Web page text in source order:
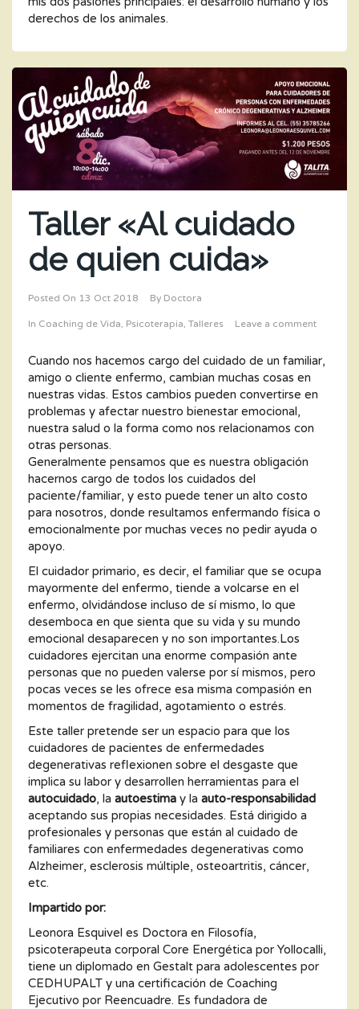
derechos de los animales.
Taller «Al cuidado
de quien cuida»
Posted On 13 Oct 2018 By Doctora
In Coaching de Vida, Psicoterapia, Talleres Leave a comment
Cuando nos hacemos cargo del cuidado de un familiar,
amigo o cliente enfermo, cambian muchas cosas en
nuestras vidas. Estos cambios pueden convertirse en
problemas y afectar nuestro bienestar emocional,
nuestra salud o la forma como nos relacionamos con
otras personas.
Generalmente pensamos que es nuestra obligación
hacernos cargo de todos los cuidados del
paciente/familiar, y esto puede tener un alto costo
para nosotros, donde resultamos enfermando física o
emocionalmente por muchas veces no pedir ayuda o
apoyo.
El cuidador primario, es decir, el familiar que se ocupa
mayormente del enfermo, tiende a volcarse en el
enfermo, olvidándose incluso de sí mismo, lo que
desemboca en que sienta que su vida y su mundo
emocional desaparecen y no son importantes.Los
cuidadores ejercitan una enorme compasión ante
personas que no pueden valerse por sí mismos, pero
pocas veces se les ofrece esa misma compasión en
momentos de fragilidad, agotamiento o estrés.
Este taller pretende ser un espacio para que los
cuidadores de pacientes de enfermedades
degenerativas reflexionen sobre el desgaste que
implica su labor y desarrollen herramientas para el
autocuidado, la autoestima y la auto-responsabilidad
aceptando sus propias necesidades. Está dirigido a
profesionales y personas que están al cuidado de
familiares con enfermedades degenerativas como
Alzheimer, esclerosis múltiple, osteoartritis, cáncer,
etc.
Impartido por:
Leonora Esquivel es Doctora en Filosofía,
psicoterapeuta corporal Core Energética por Yollocalli,
tiene un diplomado en Gestalt para adolescentes por
CEDHUPALT y una certificación de Coaching
Ejecutivo por Reencuadre. Es fundadora de